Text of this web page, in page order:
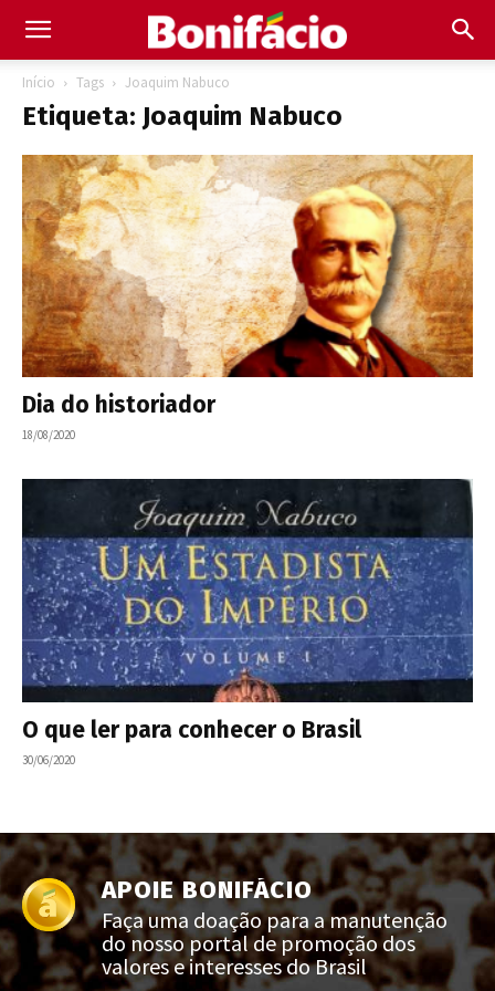
Início Tags Joaquim Nabuco
Etiqueta: Joaquim Nabuco
Dia do historiador
18/08/2020
O que ler para conhecer o Brasil
30/06/2020
APOIE BONIFÁCIO
Faça uma doação para a manutenção
do nosso portal de promoção dos
valores e interesses do Brasil